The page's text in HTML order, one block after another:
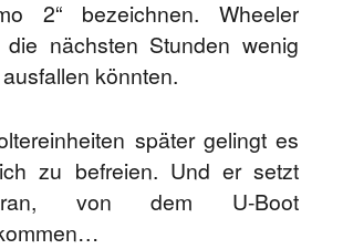
2“ bezeichnen. Wheeler
nächsten Stunden wenig
könnten.
später gelingt es
zu befreien. Und er setzt
von dem U-Boot